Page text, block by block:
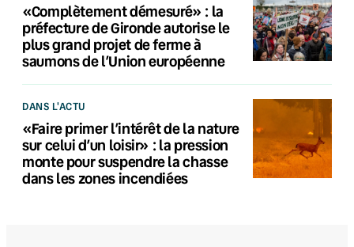
«Complètement démesuré» : la
préfecture de Gironde autorise le
plus grand projet de ferme à
saumons de l’Union européenne
DANS L'ACTU
«Faire primer l’intérêt de la nature
sur celui d’un loisir» : la pression
monte pour suspendre la chasse
dans les zones incendiées